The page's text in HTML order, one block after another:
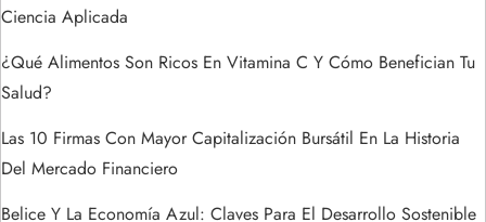
Ciencia Aplicada
¿Qué Alimentos Son Ricos En Vitamina C Y Cómo Benefician Tu
Salud?
Las 10 Firmas Con Mayor Capitalización Bursátil En La Historia
Del Mercado Financiero
Belice Y La Economía Azul: Claves Para El Desarrollo Sostenible